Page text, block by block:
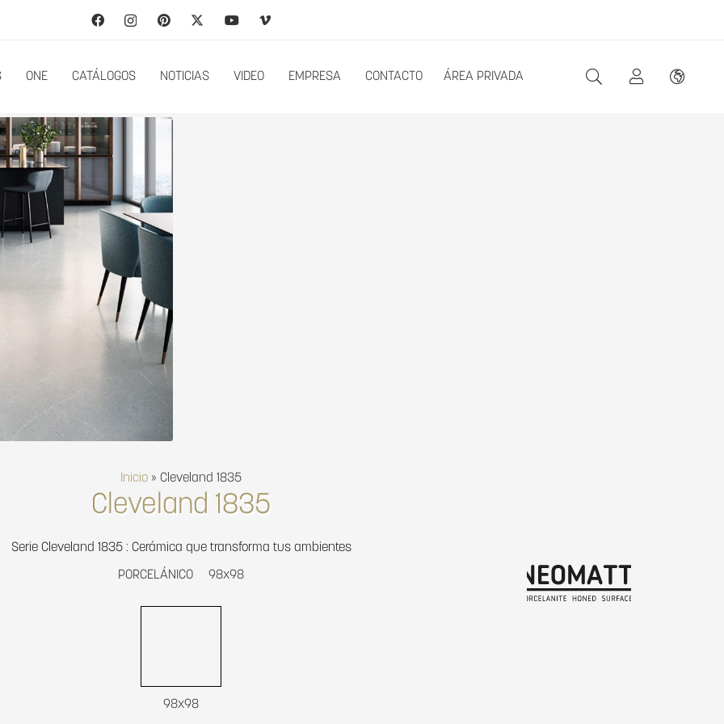
ONE CATÁLOGOS NOTICIAS VIDEO EMPRESA CONTACTO ÁREA PRIVADA
Inicio » Cleveland 1835
Cleveland 1835
Serie Cleveland 1835 : Cerámica que transforma tus ambientes
PORCELÁNICO 98x98
98x98